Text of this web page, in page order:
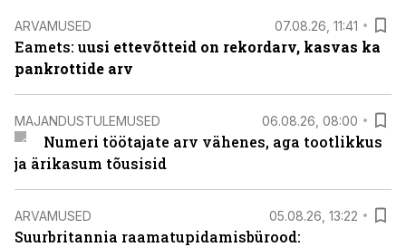
ARVAMUSED 07.08.26, 11:41
Eamets: uusi ettevõtteid on rekordarv, kasvas ka
pankrottide arv
MAJANDUSTULEMUSED 06.08.26, 08:00
Numeri töötajate arv vähenes, aga tootlikkus
ja ärikasum tõusisid
ARVAMUSED 05.08.26, 13:22
Suurbritannia raamatupidamisbürood: